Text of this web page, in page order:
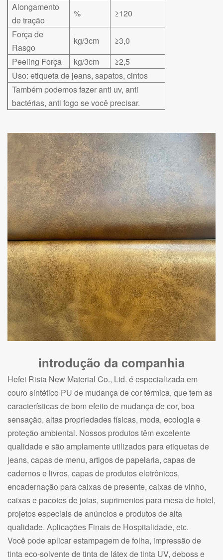
Alongamento
de tração
%
≥120
Força de
Rasgo
kg/3cm
≥3,0
Peeling Força
kg/3cm
≥2,5
Uso: etiqueta de jeans, sapatos, cintos
Também podemos fazer anti uv, anti
bactérias, anti fogo se você precisar.
introdução da companhia
Hefei Rista New Material Co., Ltd. é especializada em
couro sintético PU de mudança de cor térmica, que tem as
características de bom efeito de mudança de cor, boa
sensação, altas propriedades físicas, moda, ecologia e
proteção ambiental. Nossos produtos têm excelente
qualidade e são amplamente utilizados para etiquetas de
jeans, capas de menu, artigos de papelaria, capas de
cadernos e livros, capas de produtos eletrônicos,
encadernação para caixas de presente, caixas de vinho,
caixas e pacotes de joias, suprimentos para mesa de hotel,
projetos especiais de anúncios e produtos de alta
qualidade. Aplicações Finais de Hospitalidade, etc.
Você pode aplicar estampagem de folha, impressão de
tinta eco-solvente de tinta de látex de tinta UV, deboss e